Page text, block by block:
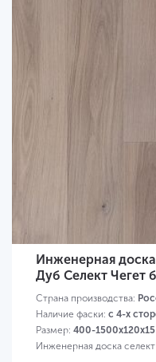
Инженерная
Дуб Селект Чегет
Страна производства:
Наличие фаски: с 4-х
Размер: 400-
Инженерная доска селект